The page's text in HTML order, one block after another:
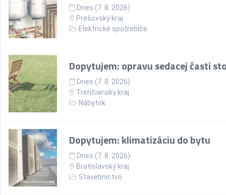
Dnes (7. 8. 2026)
Prešovský kraj
Elektrické spotrebiče
Dopytujem: opravu sedacej časti
Dnes (7. 8. 2026)
Trenčiansky kraj
Nábytok
Dopytujem: klimatizáciu do bytu
Dnes (7. 8. 2026)
Bratislavský kraj
Stavebníctvo